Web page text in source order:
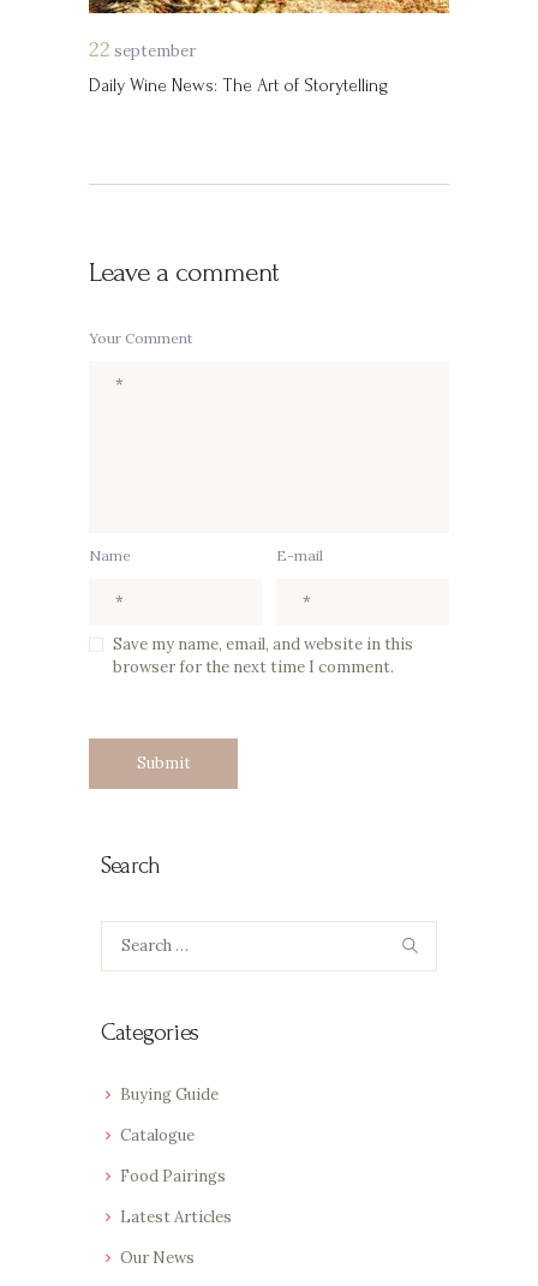
22 september
Daily Wine News: The Art of Storytelling
Leave a comment
Your Comment
Name E-mail
Save my name, email, and website in this
browser for the next time I comment.
Search
Search
Categories
Buying Guide
Catalogue
Food Pairings
Latest Articles
Our News